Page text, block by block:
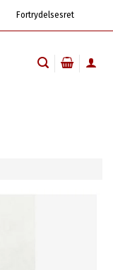
Fortrydelsesret